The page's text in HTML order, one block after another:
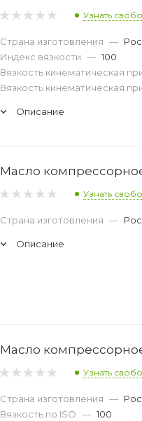
Узнать
Страна изготовления —
Индекс вязкости — 100
Вязкость кинематическая
Вязкость кинематическая
Описание
Масло
Узнать
Страна изготовления —
Описание
Масло
Узнать
Страна изготовления —
Вязкость по ISO — 100